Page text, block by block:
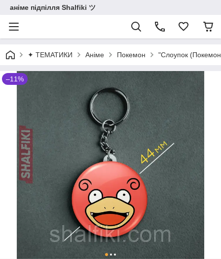
аніме підпілля Shalfiki ツ
✦ ТЕМАТИКИ Аніме Покемон "Слоупок
–11%